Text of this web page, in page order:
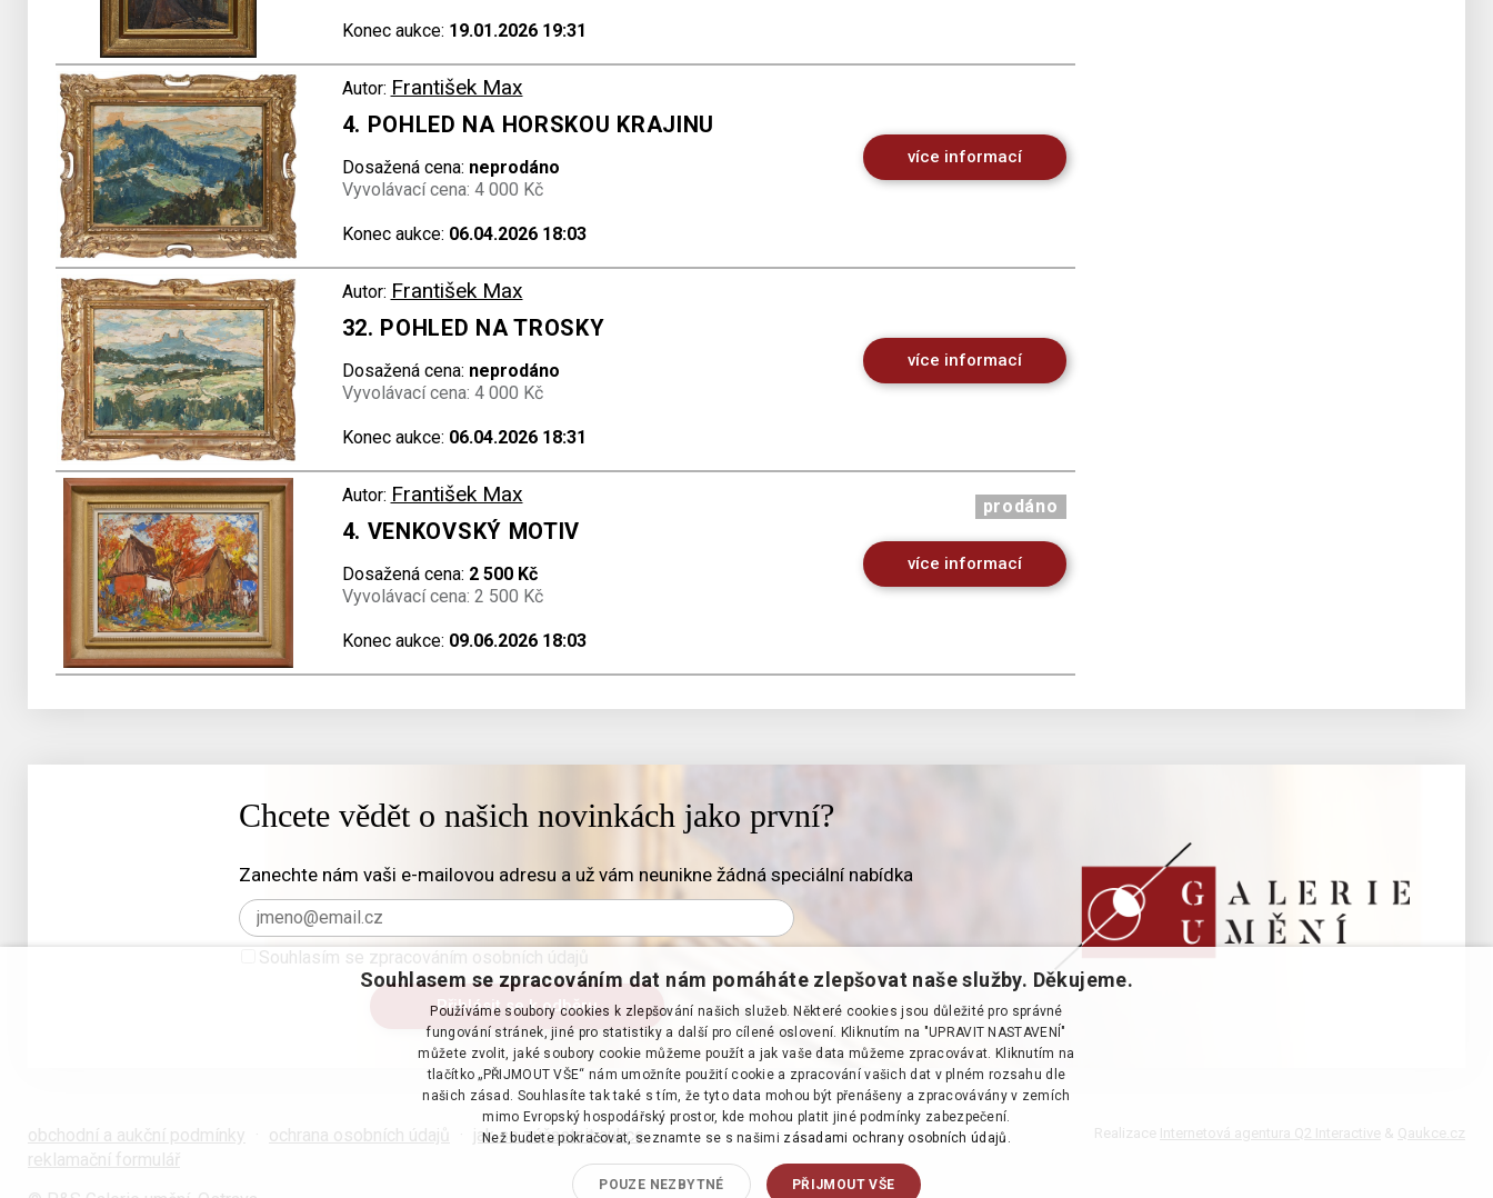
Konec aukce: 19.01.2026 19:31
Autor: František Max
4. POHLED NA HORSKOU KRAJINU
Dosažená cena: neprodáno
Vyvolávací cena: 4 000 Kč
Konec aukce: 06.04.2026 18:03
více informací
Autor: František Max
32. POHLED NA TROSKY
Dosažená cena: neprodáno
Vyvolávací cena: 4 000 Kč
Konec aukce: 06.04.2026 18:31
více informací
Autor: František Max
4. VENKOVSKÝ MOTIV
Dosažená cena: 2 500 Kč
Vyvolávací cena: 2 500 Kč
Konec aukce: 09.06.2026 18:03
prodáno
více informací
Chcete vědět o našich novinkách jako první?
Zanechte nám vaši e-mailovou adresu a už vám neunikne žádná speciální nabídka
Souhlasím se zpracováním osobních údajů
obchodní a aukční podmínky · ochrana osobních údajů · jak se zúčastnit aukce ·
reklamační formulář
Realizace Internetová agentura Q2 Interactive & Qaukce.cz
Souhlasem se zpracováním dat nám pomáháte zlepšovat naše služby. Děkujeme.
Používáme soubory cookies k zlepšování našich služeb. Některé cookies jsou důležité pro správné
fungování stránek, jiné pro statistiky a další pro cílené oslovení. Kliknutím na "UPRAVIT NASTAVENÍ"
můžete zvolit, jaké soubory cookie můžeme použít a jak vaše data můžeme zpracovávat. Kliknutím na
tlačítko „PŘIJMOUT VŠE“ nám umožníte použití cookie a zpracování vašich dat v plném rozsahu dle
našich zásad. Souhlasíte tak také s tím, že tyto data mohou být přenášeny a zpracovávány v zemích
mimo Evropský hospodářský prostor, kde mohou platit jiné podmínky zabezpečení.
Než budete pokračovat, seznamte se s našimi zásadami ochrany osobních údajů.
PŘIJMOUT VŠE
POUZE NEZBYTNÉ